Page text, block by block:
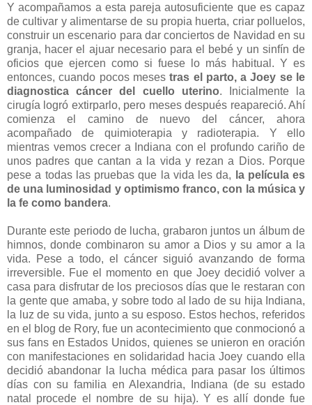
Y acompañamos a esta pareja autosuficiente que es capaz
de cultivar y alimentarse de su propia huerta, criar polluelos,
construir un escenario para dar conciertos de Navidad en su
granja, hacer el ajuar necesario para el bebé y un sinfín de
oficios que ejercen como si fuese lo más habitual. Y es
entonces, cuando pocos mesestras el parto, a Joey se le
diagnostica cáncer del cuello uterino. Inicialmente la
cirugía logró extirparlo, pero meses después reapareció. Ahí
comienza el camino de nuevo del cáncer, ahora
acompañado de quimioterapia y radioterapia. Y ello
mientras vemos crecer a Indiana con el profundo cariño de
unos padres que cantan a la vida y rezan a Dios. Porque
pese a todas las pruebas que la vida les da,
la película es
de una luminosidad y optimismo franco, con la música y
la fe como bandera.
Durante este periodo de lucha, grabaron juntos un álbum de
himnos, donde combinaron su amor a Dios y su amor a la
vida. Pese a todo, el cáncer siguió avanzando de forma
irreversible. Fue el momento en que Joey decidió volver a
casa para disfrutar de los preciosos días que le restaran con
la gente que amaba, y sobre todo al lado de su hija Indiana,
la luz de su vida, junto a su esposo. Estos hechos, referidos
en el blog de Rory, fue un acontecimiento que conmocionó a
sus fans en Estados Unidos, quienes se unieron en oración
con manifestaciones en solidaridad hacia Joey cuando ella
decidió abandonar la lucha médica para pasar los últimos
días con su familia en Alexandria, Indiana (de su estado
natal procede el nombre de su hija). Y es allí donde fue